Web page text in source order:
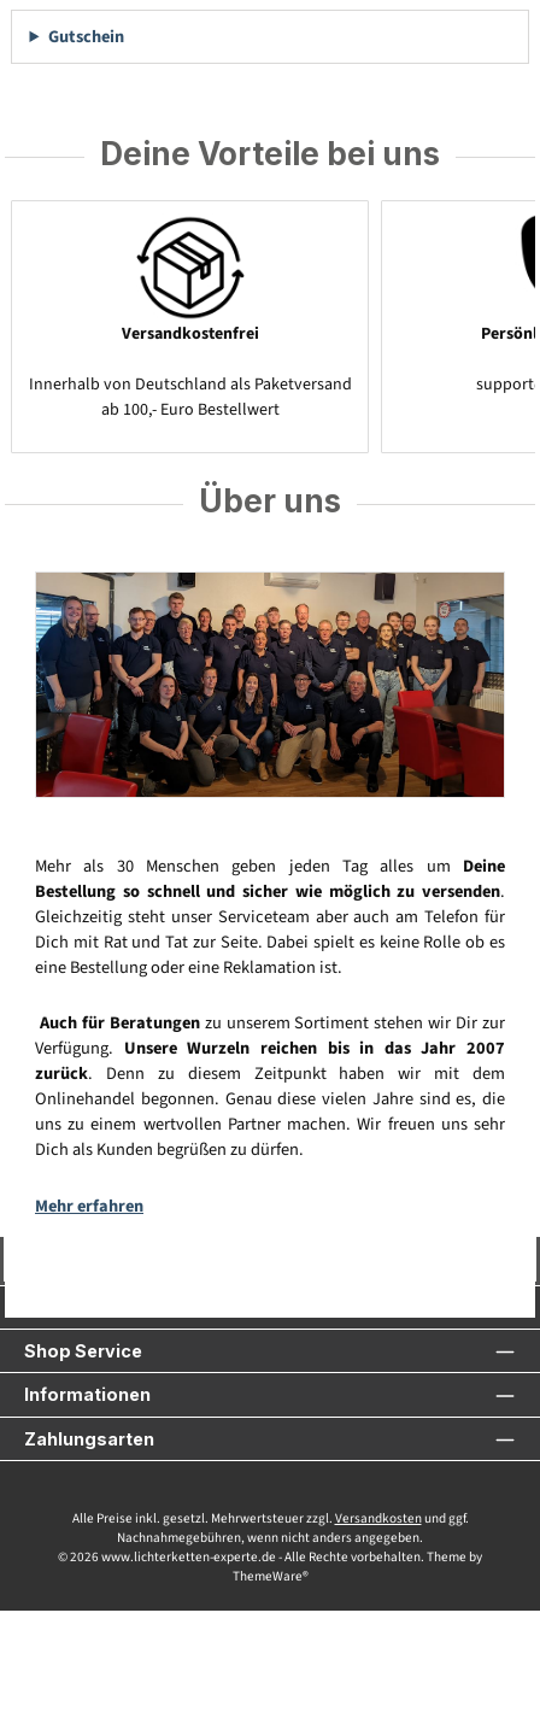
Gutschein
Deine Vorteile bei uns
Versandkostenfrei
Innerhalb von Deutschland als Paketversand
ab 100,- Euro Bestellwert
Über uns
Mehr als 30 Menschen geben jeden Tag alles um Deine
Bestellung so schnell und sicher wie möglich zu versenden.
Gleichzeitig steht unser Serviceteam aber auch am Telefon für
Dich mit Rat und Tat zur Seite. Dabei spielt es keine Rolle ob es
eine Bestellung oder eine Reklamation ist.
Auch für Beratungenzu unserem Sortiment stehen wir Dir zur
Verfügung. Unsere Wurzeln reichen bis in das Jahr 2007
zurück. Denn zu diesem Zeitpunkt haben wir mit dem
Onlinehandel begonnen. Genau diese vielen Jahre sind es, die
uns zu einem wertvollen Partner machen. Wir freuen uns sehr
Dich als Kunden begrüßen zu dürfen.
Mehr erfahren
Shop Service
Informationen
Zahlungsarten
Alle Preise inkl. gesetzl. Mehrwertsteuer zzgl. Versandkostenund ggf.
Nachnahmegebühren, wenn nicht anders angegeben.
© 2026 www.lichterketten-experte.de - Alle Rechte vorbehalten. Theme by
ThemeWare®